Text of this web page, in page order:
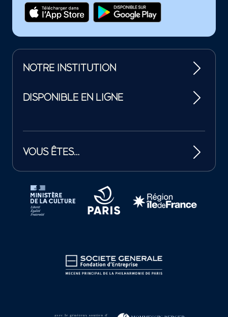
NOTRE INSTITUTION
DISPONIBLE EN LIGNE
VOUS ÊTES…
Tutelles et mécènes de la Philharmonie de Paris